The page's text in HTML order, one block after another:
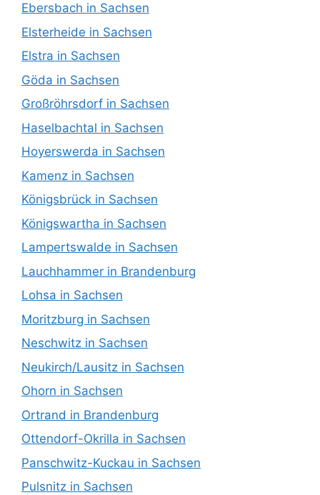
Ebersbach in Sachsen
Elsterheide in Sachsen
Elstra in Sachsen
Göda in Sachsen
Großröhrsdorf in Sachsen
Haselbachtal in Sachsen
Hoyerswerda in Sachsen
Kamenz in Sachsen
Königsbrück in Sachsen
Königswartha in Sachsen
Lampertswalde in Sachsen
Lauchhammer in Brandenburg
Lohsa in Sachsen
Moritzburg in Sachsen
Neschwitz in Sachsen
Neukirch/Lausitz in Sachsen
Ohorn in Sachsen
Ortrand in Brandenburg
Ottendorf-Okrilla in Sachsen
Panschwitz-Kuckau in Sachsen
Pulsnitz in Sachsen